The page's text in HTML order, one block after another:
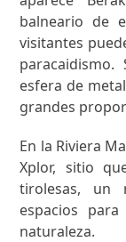
balneario de
visitantes
esfera de
grandes
En la Riviera
Xplor, sitio
tirolesas, un
espacios
naturaleza.